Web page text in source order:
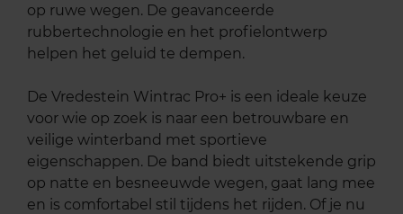
op ruwe wegen. De geavanceerde
rubbertechnologie en het profielontwerp
helpen het geluid te dempen.
De Vredestein Wintrac Pro+ is een ideale keuze
voor wie op zoek is naar een betrouwbare en
veilige winterband met sportieve
eigenschappen. De band biedt uitstekende grip
op natte en besneeuwde wegen, gaat lang mee
en is comfortabel stil tijdens het rijden. Of je nu